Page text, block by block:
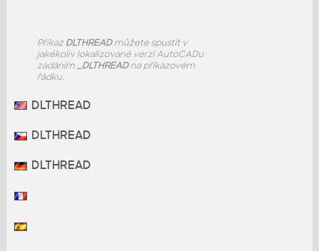
PříkazDLTHREADmůžete spustit v
jakékoliv lokalizované verzi AutoCADu
zadáním _DLTHREADna příkazovém
řádku.
DLTHREAD
DLTHREAD
DLTHREAD